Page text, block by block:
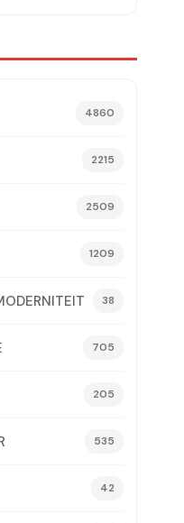
4860
2215
2509
1209
38
705
205
535
42